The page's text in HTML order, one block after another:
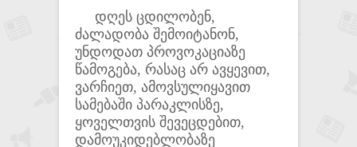
დღეს ცდილობენ,
ძალადობა შემოიტანონ,
უნდოდათ პროვოკაციაზე
წამოგება, რასაც არ ავყევით,
ვარჩიეთ, ამოვსულიყავით
სამებაში პარაკლისზე,
ყოველთვის შევეცდებით,
დამოუკიდებლობაზე